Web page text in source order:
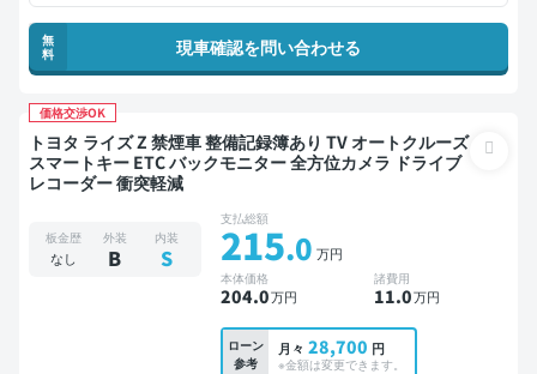
無
料
現車確認を問い合わせる
価格交渉OK
トヨタ ライズ Z 禁煙車 整備記録簿あり TV オートクルーズ
スマートキー ETC バックモニター 全方位カメラ ドライブ
レコーダー 衝突軽減
板金歴
なし
外装
B
内装
S
支払総額
215.0 万円
本体価格
204.0万円
諸費用
11.0万円
ローン
参考
月々 28,700 円
※金額は変更できます。